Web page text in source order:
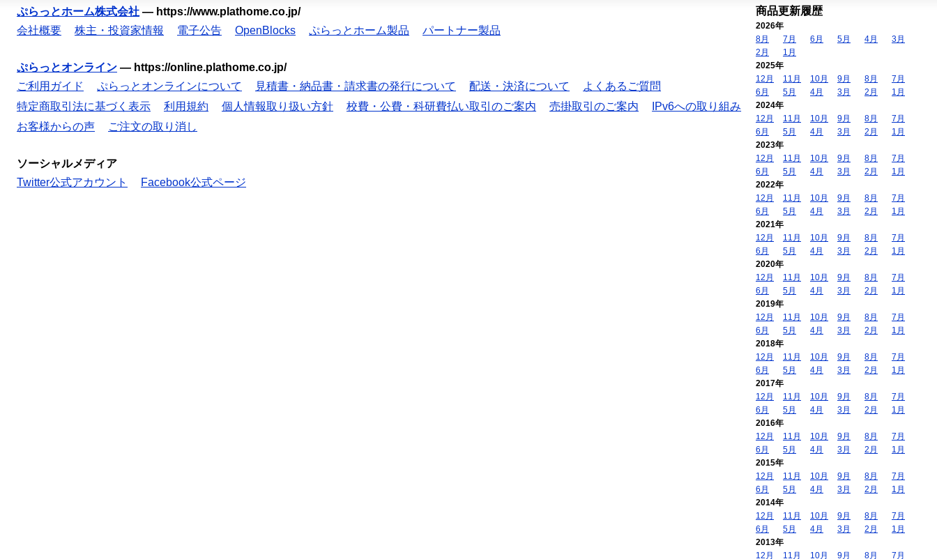
ぷらっとホーム株式会社 — https://www.plathome.co.jp/
会社概要
株主・投資家情報 電子公告 OpenBlocks ぷらっとホーム製品 パートナー製品
ぷらっとオンライン — https://online.plathome.co.jp/
ご利用ガイド
ぷらっとオンラインについて 見積書・納品書・請求書の発行について 配送・決済について
よくあるご質問
特定商取引法に基づく表示
利用規約 個人情報取り扱い方針 校費・公費・科研費払い取引のご案内 売掛取引のご案内
IPv6への取り組み
お客様からの声
ご注文の取り消し
ソーシャルメディア
Twitter公式アカウント
Facebook公式ページ
商品更新履歴
2026年
8月
7月 6月 5月 4月
3月
2月
1月
2025年
12月
11月 10月 9月 8月
7月
6月
5月 4月 3月 2月
1月
2024年
12月
11月 10月 9月 8月
7月
6月
5月 4月 3月 2月
1月
2023年
12月
11月 10月 9月 8月
7月
6月
5月 4月 3月 2月
1月
2022年
12月
11月 10月 9月 8月
7月
6月
5月 4月 3月 2月
1月
2021年
12月
11月 10月 9月 8月
7月
6月
5月 4月 3月 2月
1月
2020年
12月
11月 10月 9月 8月
7月
6月
5月 4月 3月 2月
1月
2019年
12月
11月 10月 9月 8月
7月
6月
5月 4月 3月 2月
1月
2018年
12月
11月 10月 9月 8月
7月
6月
5月 4月 3月 2月
1月
2017年
12月
11月 10月 9月 8月
7月
6月
5月 4月 3月 2月
1月
2016年
12月
11月 10月 9月 8月
7月
6月
5月 4月 3月 2月
1月
2015年
12月
11月 10月 9月 8月
7月
6月
5月 4月 3月 2月
1月
2014年
12月
11月 10月 9月 8月
7月
6月
5月 4月 3月 2月
1月
2013年
12月
11月 10月 9月 8月 7月